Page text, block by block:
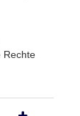
Rechte